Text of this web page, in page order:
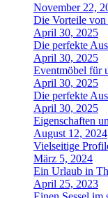
November 22,
Die Vorteile von
April 30, 2025
Die perfekte
April 30, 2025
Eventmöbel für
April 30, 2025
Die perfekte
April 30, 2025
Eigenschaften
August 12, 2024
Vielseitige
März 5, 2024
Ein Urlaub in
April 25, 2023